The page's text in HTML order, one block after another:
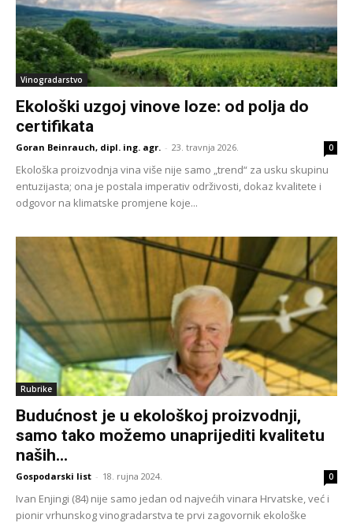
Vinogradarstvo
Ekološki uzgoj vinove loze: od polja do
certifikata
Goran Beinrauch, dipl. ing. agr. - 23. travnja 2026. 0
Ekološka proizvodnja vina više nije samo „trend“ za usku skupinu
entuzijasta; ona je postala imperativ održivosti, dokaz kvalitete i
odgovor na klimatske promjene koje...
Rubrike
Budućnost je u ekološkoj proizvodnji,
samo tako možemo unaprijediti kvalitetu
naših...
Gospodarski list - 18. rujna 2024. 0
Ivan Enjingi (84) nije samo jedan od najvećih vinara Hrvatske, već i
pionir vrhunskog vinogradarstva te prvi zagovornik ekološke